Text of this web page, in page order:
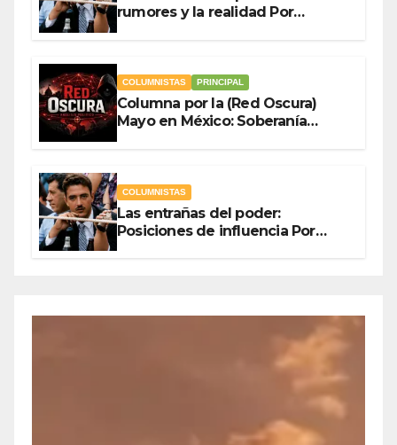
rumores y la realidad Por
COLUMNISTAS PRINCIPAL
Columna por la (Red Oscura)
Mayo en México: Soberanía
COLUMNISTAS
Las entrañas del poder:
Posiciones de influencia Por